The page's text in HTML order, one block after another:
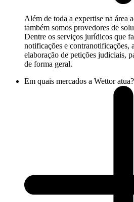
Além de toda a expertise na área
também somos provedores de
Dentre os serviços jurídicos que
notificações e contranotificações,
elaboração de petições judiciais,
de forma geral.
Em quais mercados a Wettor atua?